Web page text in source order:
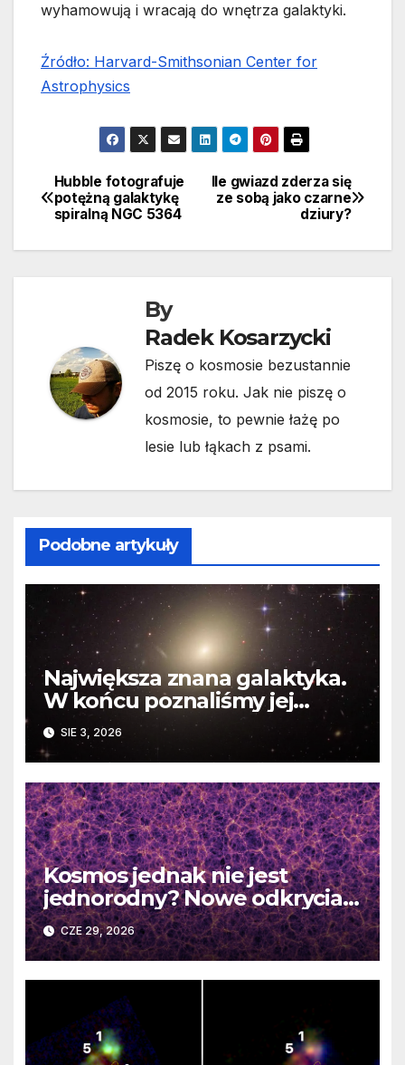
wyhamowują i wracają do wnętrza galaktyki.
Źródło: Harvard-Smithsonian Center for
Astrophysics
Nawigacja
wpisu
Ile gwiazd zderza się
ze sobą jako czarne
dziury?
Hubble fotografuje
potężną galaktykę
spiralną NGC 5364
By
Radek Kosarzycki
Piszę o kosmosie bezustannie
od 2015 roku. Jak nie piszę o
kosmosie, to pewnie łażę po
lesie lub łąkach z psami.
Podobne artykuły
Największa znana galaktyka.
W końcu poznaliśmy jej
faktyczne wymiary
SIE 3, 2026
Kosmos jednak nie jest
jednorodny? Nowe odkrycia
DESI burzą fundamentalne
zasady kosmologii
CZE 29, 2026